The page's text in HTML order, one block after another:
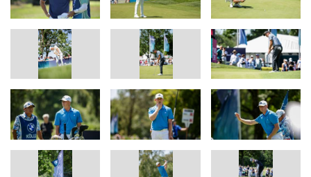
Aktuelles Leaderboard.
https://www.europeantour.com/dpworld-tour/bmw-international-
open-2026/leaderboard?round=3
Virtual Media Center.
Im zentralen Content-Hub der BMW International Open finden Sie
Bilder, Videos von Pressekonferenzen, Pressemitteilungen sowie
nützliche Informationen. Sie können alle Inhalte herunterladen
und für redaktionelle Zecke kostenfrei verwenden.
Die Nutzung
des Virtual Media Center ist ohne Registrierung möglich.